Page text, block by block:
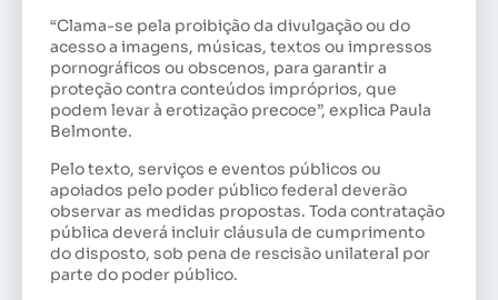
“Clama-se pela proibição da divulgação ou do
acesso a imagens, músicas, textos ou impressos
pornográficos ou obscenos, para garantir a
proteção contra conteúdos impróprios, que
podem levar à erotização precoce”, explica Paula
Belmonte.
Pelo texto, serviços e eventos públicos ou
apoiados pelo poder público federal deverão
observar as medidas propostas. Toda contratação
pública deverá incluir cláusula de cumprimento
do disposto, sob pena de rescisão unilateral por
parte do poder público.